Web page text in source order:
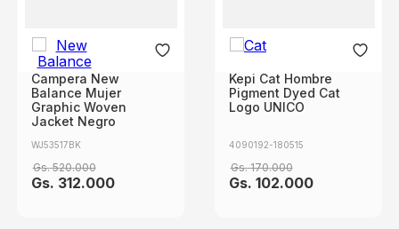
Campera New
Balance Mujer
Graphic Woven
Jacket Negro
WJ53517BK
Gs. 520.000
Gs. 312.000
Kepi Cat Hombre
Pigment Dyed Cat
Logo UNICO
4090192-180515
Gs. 170.000
Gs. 102.000